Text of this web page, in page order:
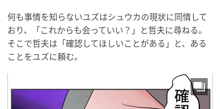
何も事情を知らないユズはシュウカの現状に同情して
おり、「これからも会っていい？」と哲夫に尋ねる。
そこで哲夫は「確認してほしいことがある」と、ある
ことをユズに頼む。